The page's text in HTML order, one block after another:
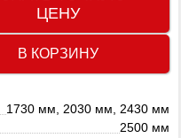
ЦЕНУ
В КОРЗИНУ
1730 мм, 2030 мм, 2430 мм
2500 мм